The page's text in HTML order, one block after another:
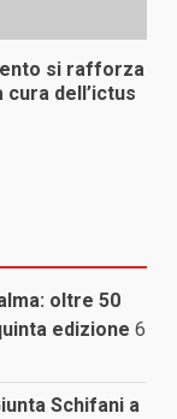
si rafforza
dell’ictus
oltre 50
edizione 6
Schifani a